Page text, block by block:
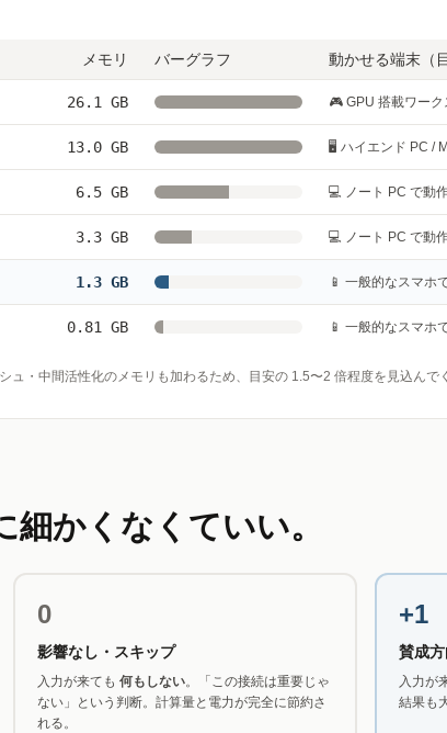
メモリ バーグラフ 動かせる端末（
26.1 GB 🎮 GPU 搭載ワー
13.0 GB 🖥 ハイエンド PC /
6.5 GB 💻 ノート PC で動
3.3 GB 💻 ノート PC で動
1.3 GB 📱 一般的なスマホ
0.81 GB 📱 一般的なスマホ
・中間活性化のメモリも加わるため、目安の 1.5〜2 倍程度を見込んで
かくなくていい。
0
影響なし・スキップ
入力が来ても 何もしない。「この接続は重要じゃ
ない」という判断。計算量と電力が完全に節約さ
れる。
+1
賛成
入力が
結果も